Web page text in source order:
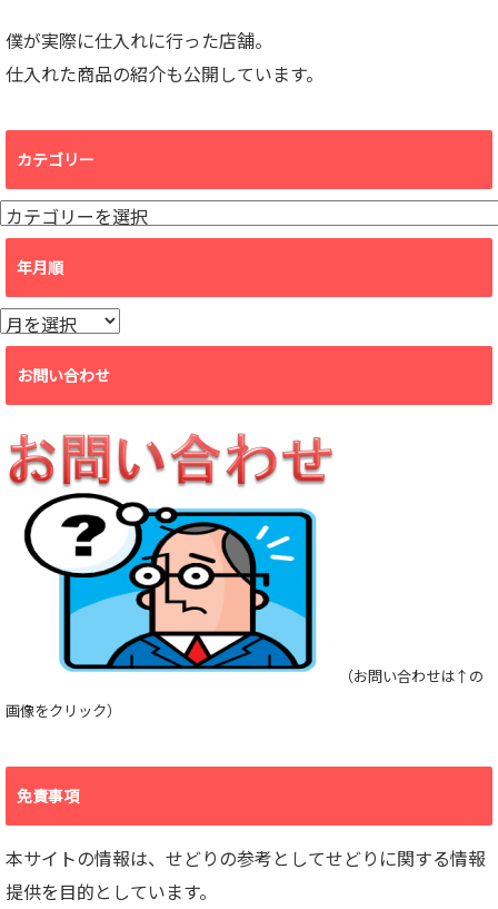
僕が実際に仕入れに行った店舗。
仕入れた商品の紹介も公開しています。
カテゴリー
カ
テ
リ
ー
年月順
年
月
お問い合わせ
（お問い合わせは↑の
画像をクリック）
免責事項
本サイトの情報は、せどりの参考としてせどりに関する情報
提供を目的としています。